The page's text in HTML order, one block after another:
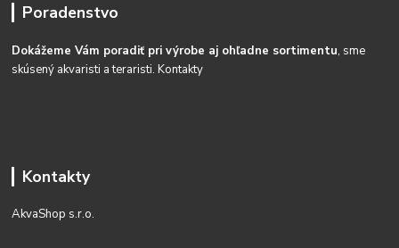
Poradenstvo
Dokážeme Vám poradiť pri výrobe aj ohľadne sortimentu, sme
skúsený akvaristi a teraristi.Kontakty
Kontakty
AkvaShop s.r.o.